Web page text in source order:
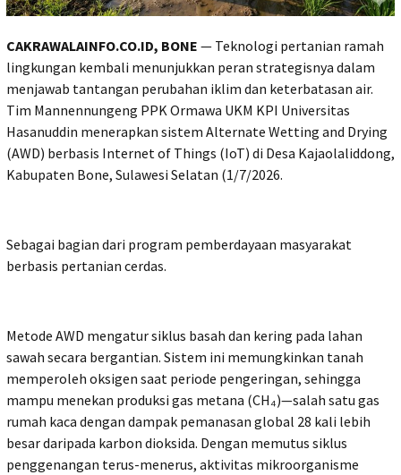
CAKRAWALAINFO.CO.ID, BONE — Teknologi pertanian ramah
lingkungan kembali menunjukkan peran strategisnya dalam
menjawab tantangan perubahan iklim dan keterbatasan air.
Tim Mannennungeng PPK Ormawa UKM KPI Universitas
Hasanuddin menerapkan sistem Alternate Wetting and Drying
(AWD) berbasis Internet of Things (IoT) di Desa Kajaolaliddong,
Kabupaten Bone, Sulawesi Selatan (1/7/2026.
Sebagai bagian dari program pemberdayaan masyarakat
berbasis pertanian cerdas.
Metode AWD mengatur siklus basah dan kering pada lahan
sawah secara bergantian. Sistem ini memungkinkan tanah
memperoleh oksigen saat periode pengeringan, sehingga
mampu menekan produksi gas metana (CH₄)—salah satu gas
rumah kaca dengan dampak pemanasan global 28 kali lebih
besar daripada karbon dioksida. Dengan memutus siklus
penggenangan terus-menerus, aktivitas mikroorganisme